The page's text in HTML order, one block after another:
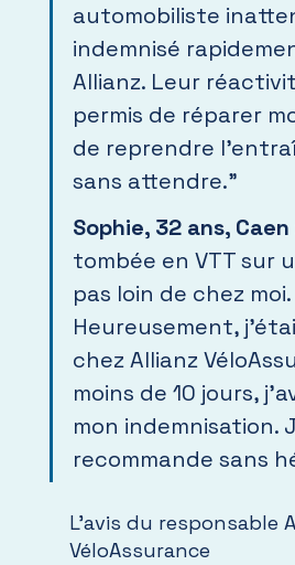
automobiliste
indemnisé
Allianz. Leur
permis de réparer
de reprendre
sans attendre."
Sophie, 32 ans, Caen
tombée en VTT sur
pas loin de chez moi.
Heureusement,
chez Allianz
moins de 10 jours,
mon indemnisation.
recommande sans
L'avis du responsable
VéloAssurance